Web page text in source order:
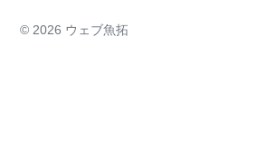
© 2026 ウェブ魚拓